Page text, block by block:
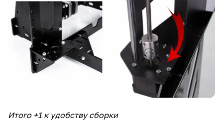
Итого +1 к удобству сборки